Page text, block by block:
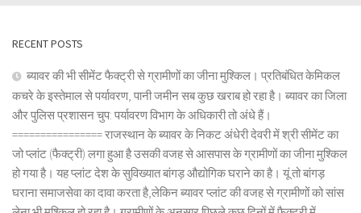
RECENT POSTS
ब्यावर की भी सीमेंट फैक्ट्री से ग्रामीणों का जीना मुश्किल। प्रतिबंधित केमिकल
कचरे के इस्तेमाल से पर्यावरण, पानी जमीन सब कुछ खराब हो रहा है। ब्यावर का जिला
और पुलिस प्रशासन चुप: पर्यावरण विभाग के अधिकारी तो अंधे हैं।
================ राजस्थान के ब्यावर के निकट अंधेरी देवरी में श्री सीमेंट का
जो प्लांट (फैक्ट्री) लगा हुआ है उसकी वजह से आसपास के ग्रामीणों का जीना मुश्किल
हो गया है। यह प्लांट देश के सुविख्यात बांगड़ औद्योगिक घराने का है। यूं तो बांगड़
घराना समाजसेवा का दावा करता है,लेकिन ब्यावर प्लांट की वजह से ग्रामीणों को सांस